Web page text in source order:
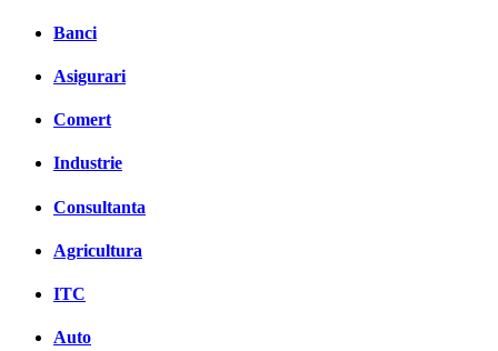
Banci
Asigurari
Comert
Industrie
Consultanta
Agricultura
ITC
Auto